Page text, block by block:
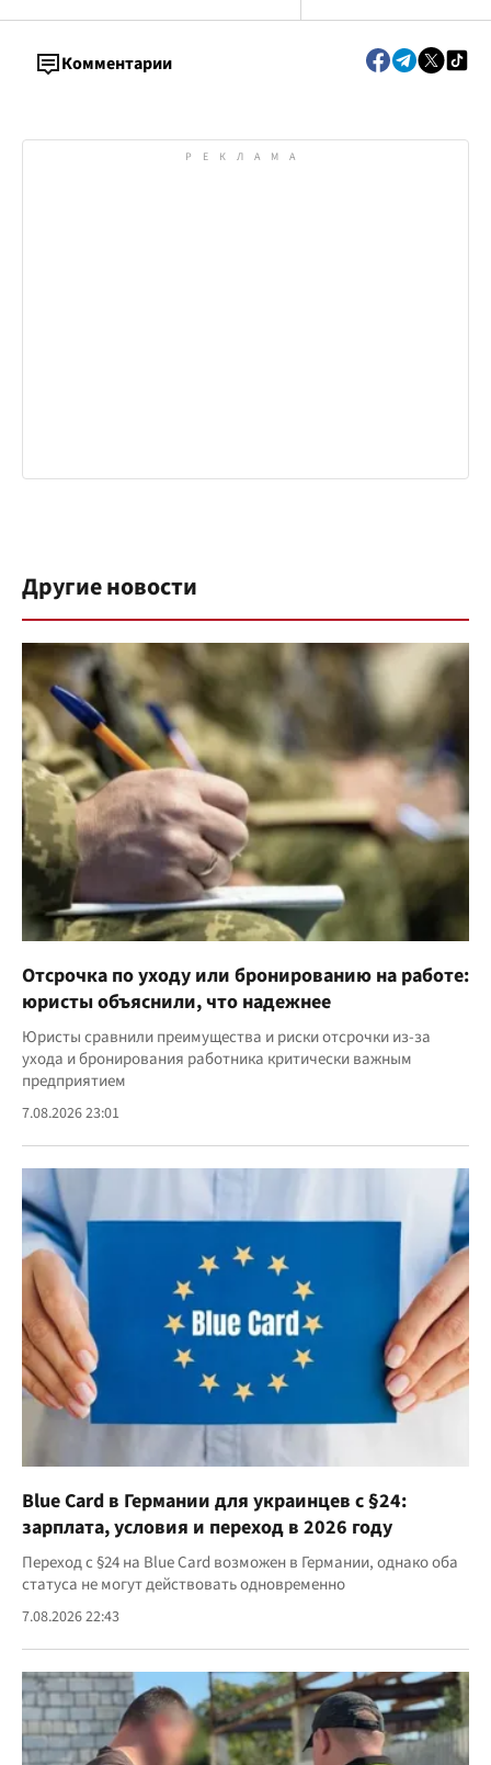
Комментарии
Другие новости
Отсрочка по уходу или бронированию на работе:
юристы объяснили, что надежнее
Юристы сравнили преимущества и риски отсрочки из-за
ухода и бронирования работника критически важным
предприятием
7.08.2026 23:01
Blue Card в Германии для украинцев с §24:
зарплата, условия и переход в 2026 году
Переход с §24 на Blue Card возможен в Германии, однако оба
статуса не могут действовать одновременно
7.08.2026 22:43